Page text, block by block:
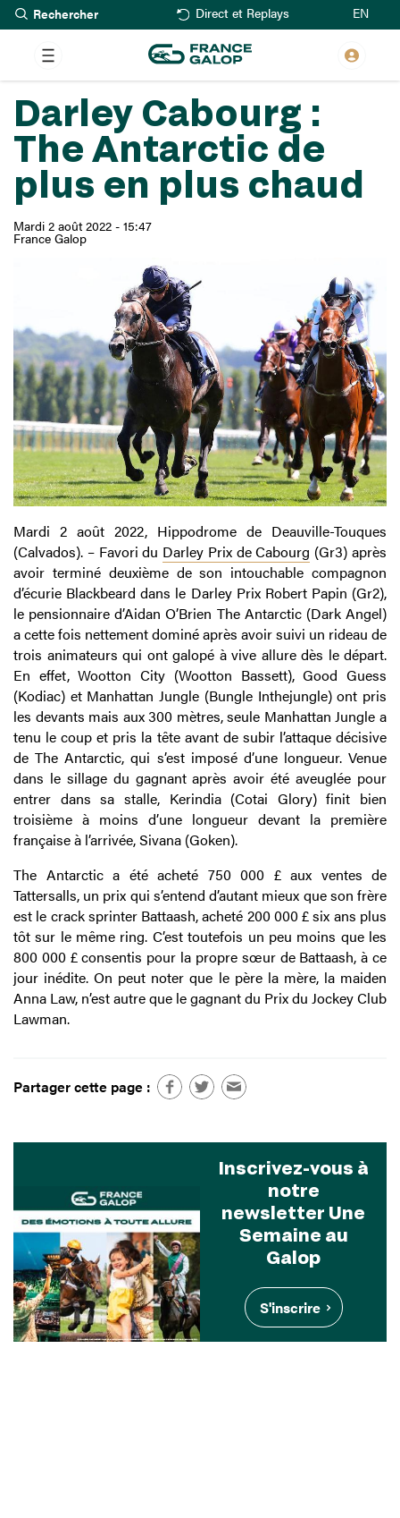
Aller
au
contenu
principal
Rechercher Direct et Replays EN
Darley Cabourg :
The Antarctic de
plus en plus chaud
Mardi 2 août 2022 - 15:47
France Galop
Mardi 2 août 2022, Hippodrome de Deauville-Touques
(Calvados). – Favori du Darley Prix de Cabourg (Gr3) après
avoir terminé deuxième de son intouchable compagnon
d’écurie Blackbeard dans le Darley Prix Robert Papin (Gr2),
le pensionnaire d’Aidan O’Brien The Antarctic (Dark Angel)
a cette fois nettement dominé après avoir suivi un rideau de
trois animateurs qui ont galopé à vive allure dès le départ.
En effet, Wootton City (Wootton Bassett), Good Guess
(Kodiac) et Manhattan Jungle (Bungle Inthejungle) ont pris
les devants mais aux 300 mètres, seule Manhattan Jungle a
tenu le coup et pris la tête avant de subir l’attaque décisive
de The Antarctic, qui s’est imposé d’une longueur. Venue
dans le sillage du gagnant après avoir été aveuglée pour
entrer dans sa stalle, Kerindia (Cotai Glory) finit bien
troisième à moins d’une longueur devant la première
française à l’arrivée, Sivana (Goken).
The Antarctic a été acheté 750 000 £ aux ventes de
Tattersalls, un prix qui s’entend d’autant mieux que son frère
est le crack sprinter Battaash, acheté 200 000 £ six ans plus
tôt sur le même ring. C’est toutefois un peu moins que les
800 000 £ consentis pour la propre sœur de Battaash, à ce
jour inédite. On peut noter que le père la mère, la maiden
Anna Law, n’est autre que le gagnant du Prix du Jockey Club
Lawman.
Partager cette page :
Inscrivez-vous à
notre
newsletter Une
Semaine au
Galop
S'inscrire